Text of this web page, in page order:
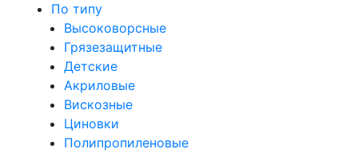
По типу
Высоковорсные
Грязезащитные
Детские
Акриловые
Вискозные
Циновки
Полипропиленовые